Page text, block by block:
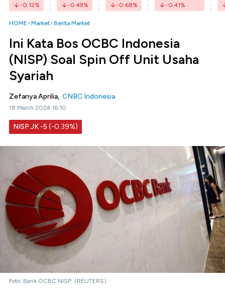
-0.12% -0.49% -0.68% -0.41%
HOME Market Berita Market
Ini Kata Bos OCBC Indonesia
(NISP) Soal Spin Off Unit Usaha
Syariah
Zefanya Aprilia, CNBC Indonesia
18 March 2024 16:10
NISP.JK -5 (-0.39%)
Foto: Bank OCBC NISP. (REUTERS)